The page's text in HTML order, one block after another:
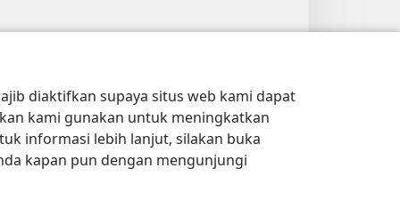
diaktifkan supaya situs web kami dapat
kami gunakan untuk meningkatkan
informasi lebih lanjut, silakan buka
kapan pun dengan mengunjungi